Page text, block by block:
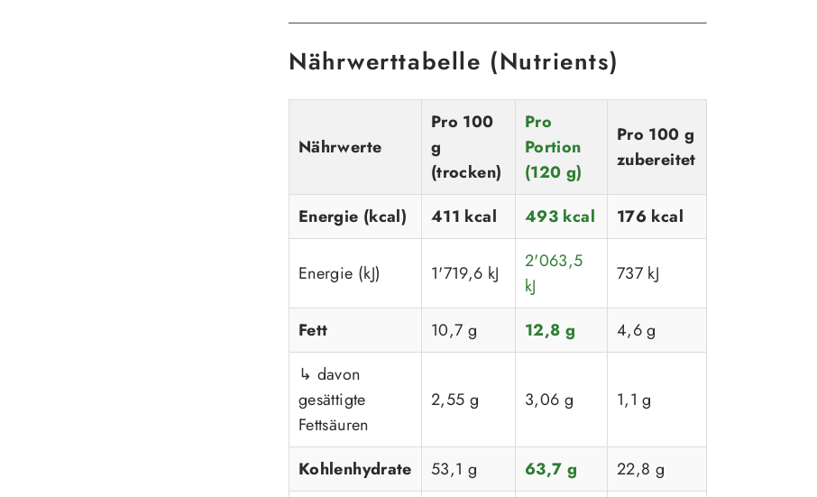
Nährwerttabelle (Nutrients)
Nährwerte
Pro 100
g
(trocken)
Pro
Portion
(120 g)
Pro 100 g
zubereitet
Energie (kcal) 411 kcal 493 kcal 176 kcal
Energie (kJ) 1'719,6 kJ
2'063,5
kJ
737 kJ
Fett 10,7 g 12,8 g
4,6 g
↳ davon
gesättigte
Fettsäuren
2,55 g 3,06 g 1,1 g
Kohlenhydrate 53,1 g 63,7 g 22,8 g